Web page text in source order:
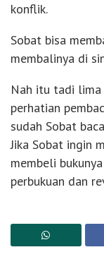
konflik.
Sobat bisa
membalinya di
Nah itu tadi lima
perhatian
sudah Sobat
Jika Sobat ingin
membeli
perbukuan dan